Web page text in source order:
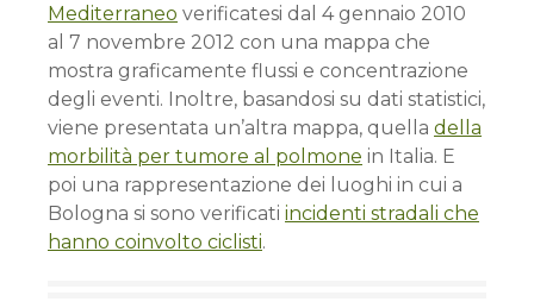
Mediterraneo verificatesi dal 4 gennaio 2010
al 7 novembre 2012 con una mappa che
mostra graficamente flussi e concentrazione
degli eventi. Inoltre, basandosi su dati statistici,
viene presentata un’altra mappa, quella della
morbilità per tumore al polmone in Italia. E
poi una rappresentazione dei luoghi in cui a
Bologna si sono verificati incidenti stradali che
hanno coinvolto ciclisti.